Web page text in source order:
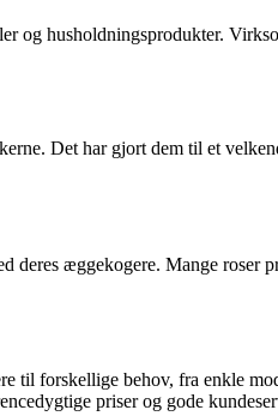
husholdningsprodukter.
Det har gjort dem til et
æggekogere. Mange
forskellige behov, fra enkle
priser og gode